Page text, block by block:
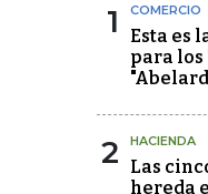
1 COMERCIO
Esta es
para los
2 HACIENDA
Las
hereda